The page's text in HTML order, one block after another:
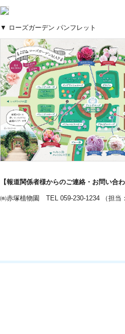
▼ ローズガーデン パンフレット
【報道関係者様からのご連絡・お問い合わ
㈱赤塚植物園 TEL 059-230-1234 （担当